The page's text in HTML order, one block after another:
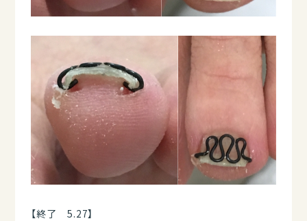
【終了 5.27】